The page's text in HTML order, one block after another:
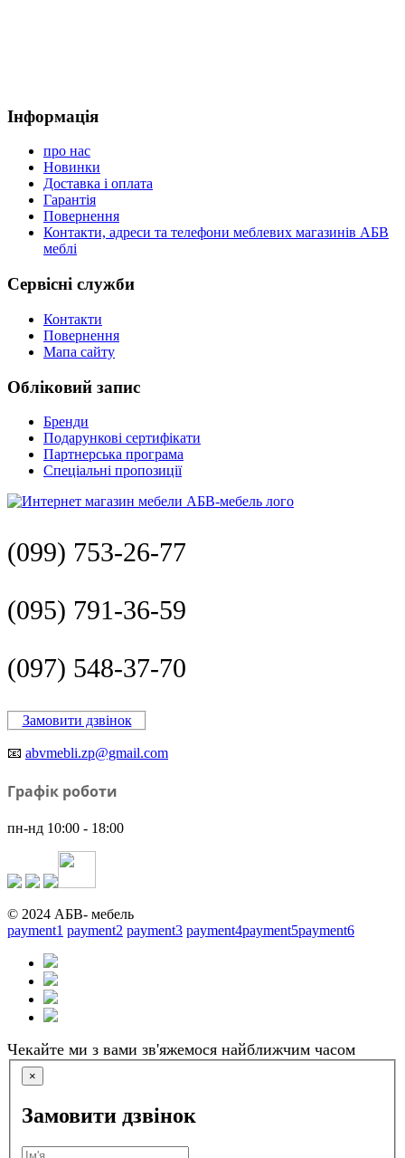
Інформація
про нас
Новинки
Доставка і оплата
Гарантія
Повернення
Контакти, адреси та телефони меблевих магазинів АБВ
меблі
Сервісні служби
Контакти
Повернення
Мапа сайту
Обліковий запис
Бренди
Подарункові сертифікати
Партнерська програма
Спеціальні пропозиції
(099) 753-26-77
(095) 791-36-59
(097) 548-37-70
Замовити дзвінок
📧 abvmebli.zp@gmail.com
Графік роботи
пн-нд 10:00 - 18:00
© 2024 АБВ- мебель
payment1 payment2 payment3 payment4payment5payment6
Чекайте ми з вами зв'яжемося найближчим часом
×
Замовити дзвінок